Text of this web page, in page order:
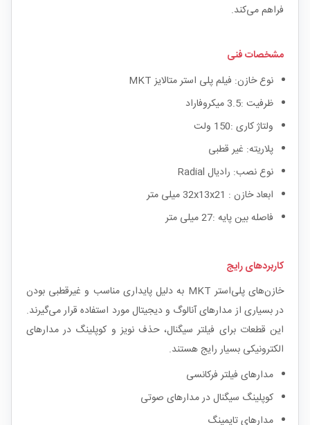
فراهم می‌کند.
مشخصات فنی
نوع خازن: فیلم پلی استر متالایز MKT
ظرفیت :3.5 میکروفاراد
ولتاژ کاری :150 ولت
پلاریته: غیر قطبی
نوع نصب: رادیال Radial
ابعاد خازن : 32x13x21 میلی متر
فاصله بین پایه :27 میلی متر
کاربردهای رایج
خازن‌های پلی‌استر MKT به دلیل پایداری مناسب و غیرقطبی بودن
در بسیاری از مدارهای آنالوگ و دیجیتال مورد استفاده قرار می‌گیرند.
این قطعات برای فیلتر سیگنال، حذف نویز و کوپلینگ در مدارهای
الکترونیکی بسیار رایج هستند.
مدارهای فیلتر فرکانسی
کوپلینگ سیگنال در مدارهای صوتی
مدارهای تایمینگ